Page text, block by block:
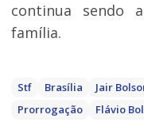
continua sendo
família.
Stf Brasília Jair
Prorrogação
Flávio